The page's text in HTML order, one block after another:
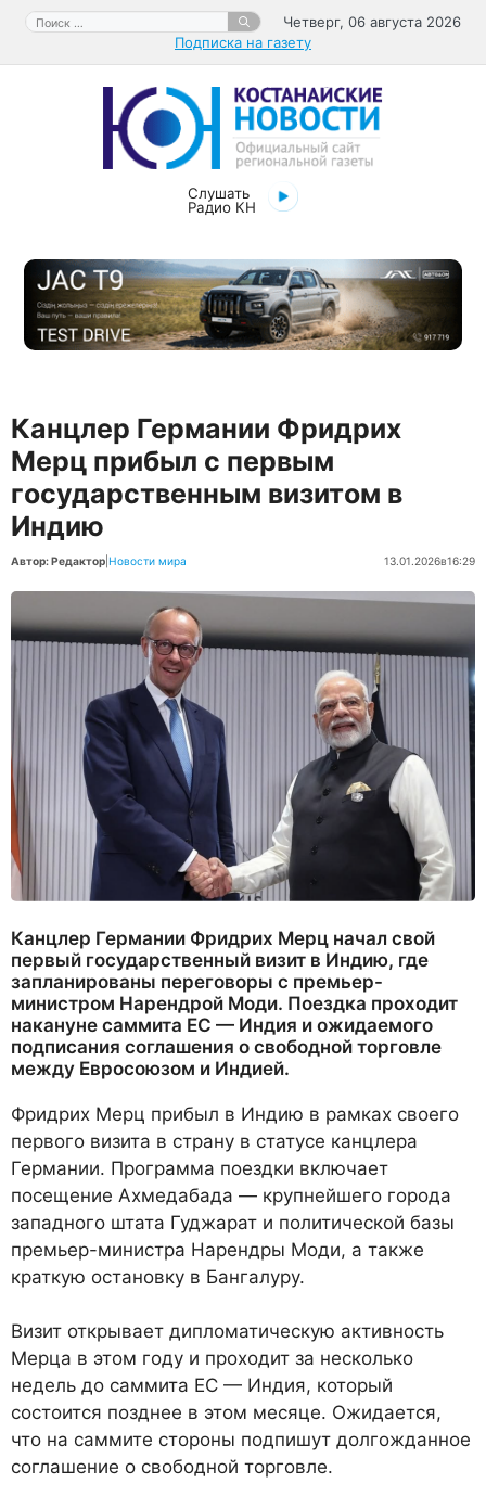
Перейти
содержимому
Поиск:
Четверг, 06 августа 2026
Подписка на газету
Слушать
Радио КН
Канцлер Германии Фридрих
Мерц прибыл с первым
государственным визитом в
Индию
Автор: Редактор Новости мира 13.01.2026в16:29
Канцлер Германии Фридрих Мерц начал свой
первый государственный визит в Индию, где
запланированы переговоры с премьер-
министром Нарендрой Моди. Поездка проходит
накануне саммита ЕС — Индия и ожидаемого
подписания соглашения о свободной торговле
между Евросоюзом и Индией.
Фридрих Мерц прибыл в Индию в рамках своего
первого визита в страну в статусе канцлера
Германии. Программа поездки включает
посещение Ахмедабада — крупнейшего города
западного штата Гуджарат и политической базы
премьер-министра Нарендры Моди, а также
краткую остановку в Бангалуру.
Визит открывает дипломатическую активность
Мерца в этом году и проходит за несколько
недель до саммита ЕС — Индия, который
состоится позднее в этом месяце. Ожидается,
что на саммите стороны подпишут долгожданное
соглашение о свободной торговле.